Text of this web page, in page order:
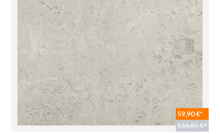
59,90 €*
136,85 €*